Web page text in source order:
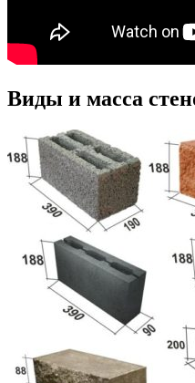
Виды и масса